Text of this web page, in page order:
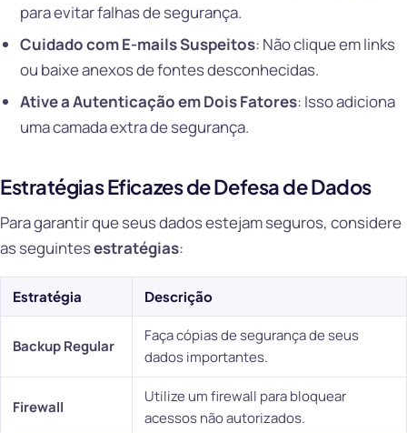
para evitar falhas de segurança.
Cuidado com E-mails Suspeitos: Não clique em links
ou baixe anexos de fontes desconhecidas.
Ative a Autenticação em Dois Fatores: Isso adiciona
uma camada extra de segurança.
Estratégias Eficazes de Defesa de Dados
Para garantir que seus dados estejam seguros, considere
as seguintesestratégias:
Estratégia Descrição
Backup Regular
Faça cópias de segurança de seus
dados importantes.
Firewall
Utilize um firewall para bloquear
acessos não autorizados.